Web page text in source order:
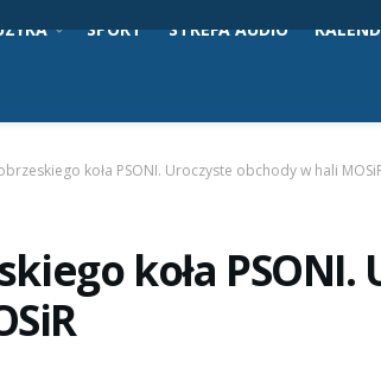
SPORT STREFA AUDIO
koła PSONI. Uroczyste obchody w hali
koła PSONI.